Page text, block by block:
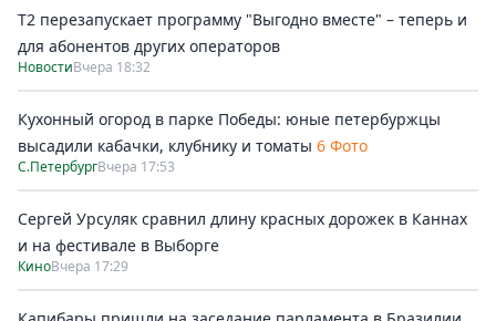
Т2 перезапускает программу "Выгодно вместе" – теперь и
для абонентов других операторов
НовостиВчера 18:32
Кухонный огород в парке Победы: юные петербуржцы
высадили кабачки, клубнику и томаты 6 Фото
С.ПетербургВчера 17:53
Сергей Урсуляк сравнил длину красных дорожек в Каннах
и на фестивале в Выборге
КиноВчера 17:29